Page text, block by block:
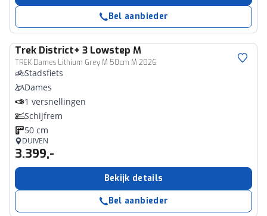
Bel aanbieder
Trek District+ 3 Lowstep M
TREK Dames Lithium Grey M 50cm M 2026
Stadsfiets
Dames
1 versnellingen
Schijfrem
50 cm
DUIVEN
3.399,-
Bekijk details
Bel aanbieder